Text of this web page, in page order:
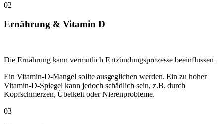
02
Ernährung & Vitamin D
Die Ernährung kann vermutlich Entzündungsprozesse beeinflussen.
Ein Vitamin-D-Mangel sollte ausgeglichen werden. Ein zu hoher
Vitamin-D-Spiegel kann jedoch schädlich sein, z.B. durch
Kopfschmerzen, Übelkeit oder Nierenprobleme.
03